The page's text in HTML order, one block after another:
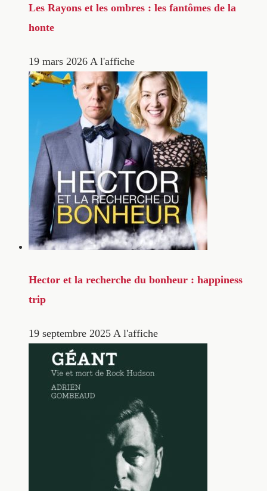
Les Rayons et les ombres : les fantômes de la
honte
19 mars 2026 A l'affiche
Hector et la recherche du bonheur : happiness
trip
19 septembre 2025 A l'affiche